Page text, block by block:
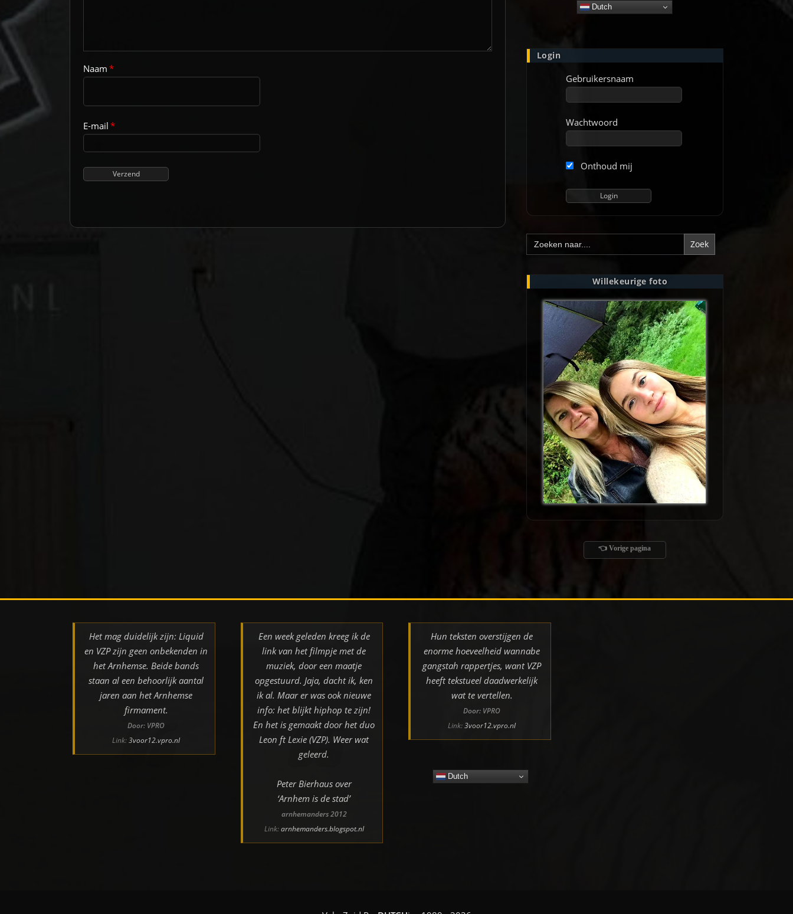
Naam*
E-mail*
Dutch
Login
Gebruikersnaam
Wachtwoord
Onthoud mij
Zoek
naar:
Willekeurige foto
👈 Vorige pagina
Het mag duidelijk zijn: Liquid
en VZP zijn geen onbekenden in
het Arnhemse. Beide bands
staan al een behoorlijk aantal
jaren aan het Arnhemse
firmament.
Door: VPRO
Link:3voor12.vpro.nl
Een week geleden kreeg ik de
link van het filmpje met de
muziek, door een maatje
opgestuurd. Jaja, dacht ik, ken
ik al. Maar er was ook nieuwe
info: het blijkt hiphop te zijn!
En het is gemaakt door het duo
Leon ft Lexie (VZP). Weer wat
geleerd.
Peter Bierhaus over
‘Arnhem is de stad’
arnhemanders 2012
Link:arnhemanders.blogspot.nl
Hun teksten overstijgen de
enorme hoeveelheid wannabe
gangstah rappertjes, want VZP
heeft tekstueel daadwerkelijk
wat te vertellen.
Door: VPRO
Link:3voor12.vpro.nl
Dutch